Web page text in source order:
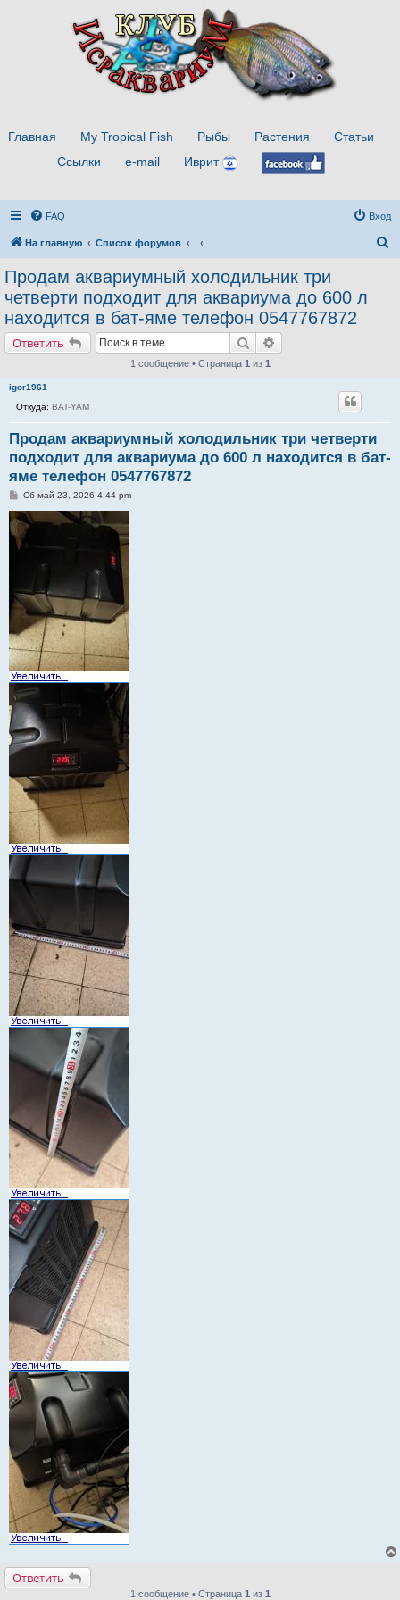
Главная My Tropical Fish Рыбы Растения
Статьи
Ссылки
e-mail Иврит
FAQ Вход
На главную Список форумов
Продам аквариумный холодильник три
четверти подходит для аквариума до 600 л
находится в бат-яме телефон 0547767872
Ответить Поиск
1 сообщение • Страница 1 из 1
igor1961
Откуда: BAT-YAM
Продам аквариумный холодильник три четверти
подходит для аквариума до 600 л находится в бат-
яме телефон 0547767872
С
о
б
щ
е
Сб май 23, 2026 4:44 pm
Ответить
1 сообщение • Страница 1 из 1